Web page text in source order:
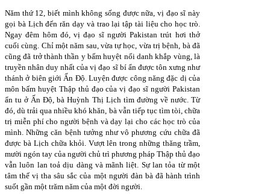
Năm thứ 12, biết mình không sống được nữa, vị đạo sĩ này
gọi bà Lịch đến răn dạy và trao lại tập tài liệu cho học trò.
Ngay đêm hôm đó, vị đạo sĩ người Pakistan trút hơi thở
cuối cùng. Chỉ một năm sau, vừa tự học, vừa trị bệnh, bà đã
cũng đã trở thành thần y bấm huyệt nổi danh khắp vùng, là
truyền nhân duy nhất của vị đạo sĩ bí ẩn được tôn xưng như
thánh ở biên giới Ấn Độ. Luyện được công năng đặc dị của
môn bấm huyệt Thập thủ đạo của vị đạo sĩ người Pakistan
ẩn tu ở Ấn Độ, bà Huỳnh Thị Lịch tìm đường về nước. Từ
đó, dù trải qua nhiều khó khăn, bà vẫn tiếp tục tìm tòi, chữa
trị miễn phí cho người bệnh và dạy lại cho các học trò của
mình. Những căn bệnh tưởng như vô phương cứu chữa đã
được bà Lịch chữa khỏi. Vượt lên trong những thăng trầm,
mười ngón tay của người chủ trì phương pháp Thập thủ đạo
vẫn luôn lan toả dịu dàng và mãnh liệt. Sự lan tỏa từ một
tâm thế vị tha sâu sắc của một người đàn bà đã hành trình
suốt gần một trăm năm của một đời người.